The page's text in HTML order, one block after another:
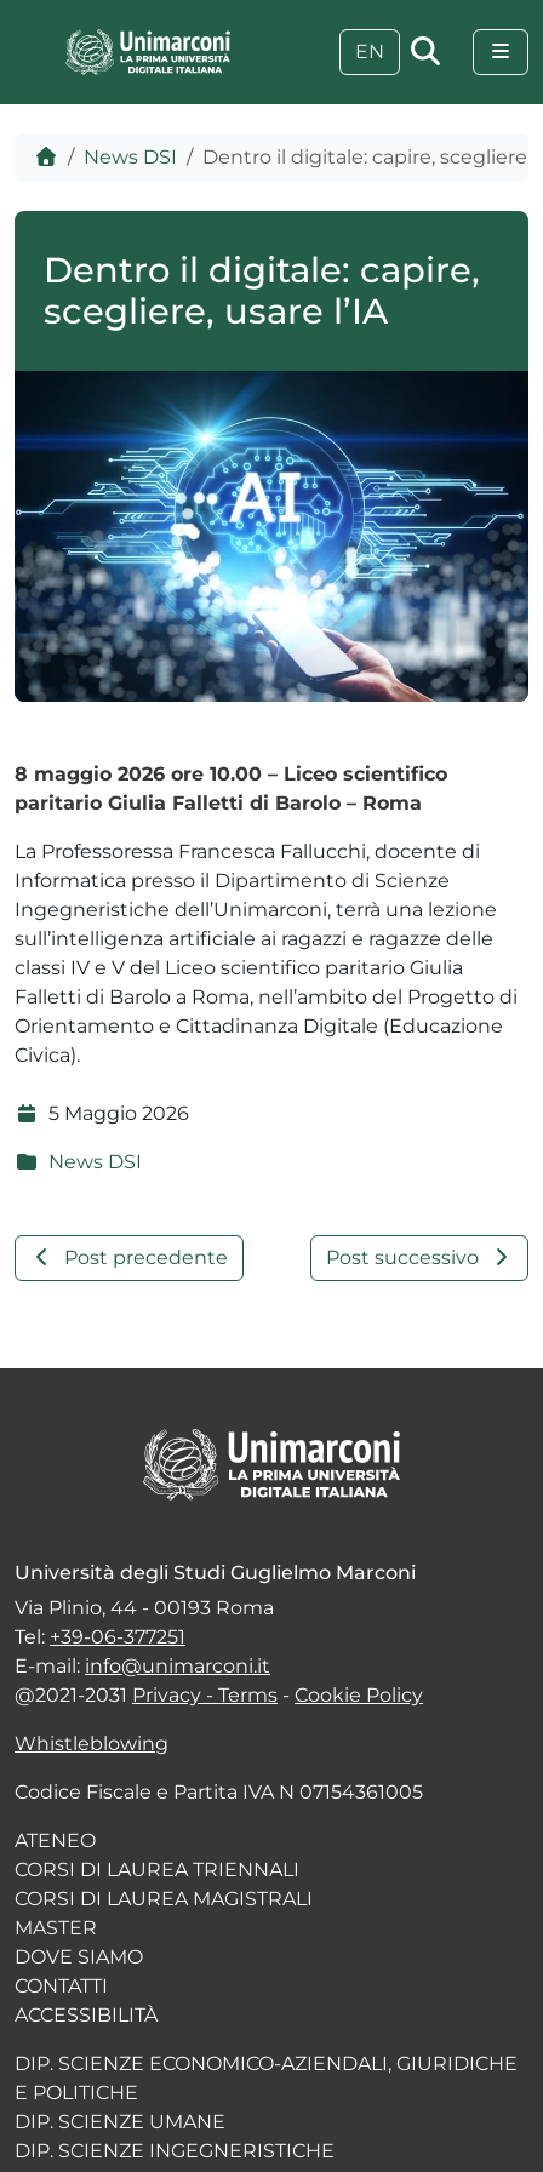
EN
Home
News DSI Dentro il digitale: capire, scegliere,
Dentro il digitale: capire,
scegliere, usare l’IA
8 maggio 2026 ore 10.00 – Liceo scientifico
paritario Giulia Falletti di Barolo – Roma
La Professoressa Francesca Fallucchi, docente di
Informatica presso il Dipartimento di Scienze
Ingegneristiche dell’Unimarconi, terrà una lezione
sull’intelligenza artificiale ai ragazzi e ragazze delle
classi IV e V del Liceo scientifico paritario Giulia
Falletti di Barolo a Roma, nell’ambito del Progetto di
Orientamento e Cittadinanza Digitale (Educazione
Civica).
5 Maggio 2026
News DSI
Post precedente Post successivo
Università degli Studi Guglielmo Marconi
Via Plinio, 44 - 00193 Roma
Tel: +39-06-377251
E-mail: info@unimarconi.it
@2021-2031 Privacy - Terms - Cookie Policy
Whistleblowing
Codice Fiscale e Partita IVA N 07154361005
ATENEO
CORSI DI LAUREA TRIENNALI
CORSI DI LAUREA MAGISTRALI
MASTER
DOVE SIAMO
CONTATTI
ACCESSIBILITÀ
DIP. SCIENZE ECONOMICO-AZIENDALI, GIURIDICHE
E POLITICHE
DIP. SCIENZE UMANE
DIP. SCIENZE INGEGNERISTICHE